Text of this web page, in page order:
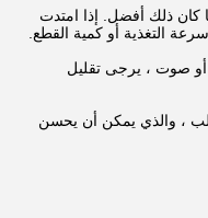
كان ذلك أفضل. إذا امتدت
التغذية أو كمية القطع.
أو صوت ، يرجى تقليل
، والذي يمكن أن يحسن